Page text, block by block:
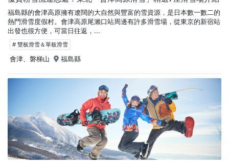
福島縣的會津高原擁有遼闊的大自然與豐富的雪資源，是日本數一數二的
熱門滑雪度假村。會津高原尾瀨口站周邊有許多滑雪場，從東京的新宿站
出發也很方便，可當日往返，...
# 雙板滑雪＆單板滑雪
會津、磐梯山 福島縣